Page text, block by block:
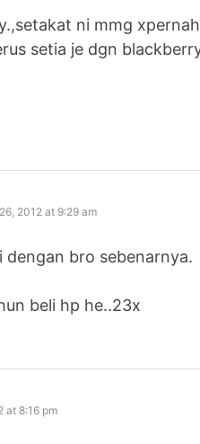
ni mmg
setia je dgn
2012 at 9:29 am
dengan bro sebenarnya.
beli hp he..23x
at 8:16 pm